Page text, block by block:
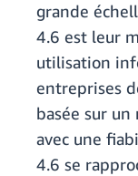
grande
4.6 est leur
utilisation
entreprises
basée sur
avec une
4.6 se